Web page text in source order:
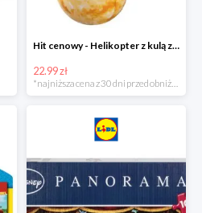
Hit cenowy - Helikopter z kulą z podświetleniem LED
22.99 zł
*najniższa cena z 30 dni przed obniżką